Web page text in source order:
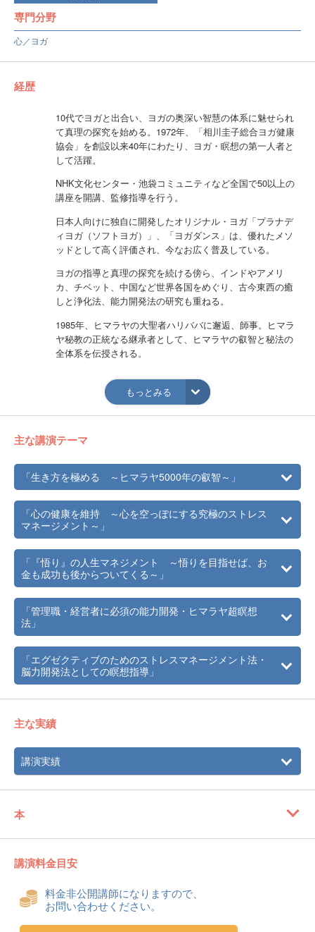
専門分野
心／ヨガ
経歴
10代でヨガと出合い、ヨガの奥深い智慧の体系に魅せられ
て真理の探究を始める。1972年、「相川圭子総合ヨガ健康
協会」を創設以来40年にわたり、ヨガ・瞑想の第一人者と
して活躍。
NHK文化センター・池袋コミュニティなど全国で50以上の
講座を開講、監修指導を行う。
日本人向けに独自に開発したオリジナル・ヨガ「プラナデ
ィヨガ（ソフトヨガ）」、「ヨガダンス」は、優れたメソ
ッドとして高く評価され、今なお広く普及している。
ヨガの指導と真理の探究を続ける傍ら、インドやアメリ
カ、チベット、中国など世界各国をめぐり、古今東西の癒
しと浄化法、能力開発法の研究も重ねる。
1985年、ヒマラヤの大聖者ハリババに邂逅、師事。ヒマラ
ヤ秘教の正統なる継承者として、ヒマラヤの叡智と秘法の
全体系を伝授される。
高度5000メートル以上のヒマラヤで生命をかけた厳しい修
行を経て、究極の意識状態「真のサマディ」に到達。深い
瞑想により心と体を超え、生死を超え、至高なる存在と一
体となり、エンライトメント（＝悟り）を得る。
1991年より2007年まで、「世界平和」「地球の環境浄化」
ィを行い、その間にも様々なチャリティ活動を通じて社会
に貢献。
2007年には、その功績と公開サマディを成した史上初にし
て唯一の女性、外国人である偉業により、インド最大の聖
者・修行者たちの協会「ジュナ・アカラ」より、最高指導
者の称号「マハ・マンドレシュワリ」（＝偉大なる宇宙の
マスター）を授かる。
日本においては、サイエンス・オブ・エンライトメントを
主宰し、瞑想・秘法伝授を通して人々に「本当の自分」に
出会う道、自己変革の道、悟りへの道をガイドし続けてい
1992年より、アメリカ、ロシアをはじめ世界各都市でも現
代人のための瞑想法、自己変革法を指導し、
もっとみる
主な講演テーマ
「生き方を極める ～ヒマラヤ5000年の叡智～」
「心の健康を維持 ～心を空っぽにする究極のストレス
マネージメント～」
「『悟り』の人生マネジメント ～悟りを目指せば、お
金も成功も後からついてくる～」
「管理職・経営者に必須の能力開発・ヒマラヤ超瞑想
法」
「エグゼクティブのためのストレスマネージメント法・
脳力開発法としての瞑想指導」
主な実績
講演実績
本
講演料金目安
料金非公開講師になりますので、
お問い合わせください。